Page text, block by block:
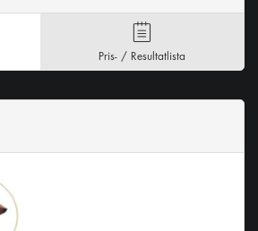
Pris- / Resultatlista